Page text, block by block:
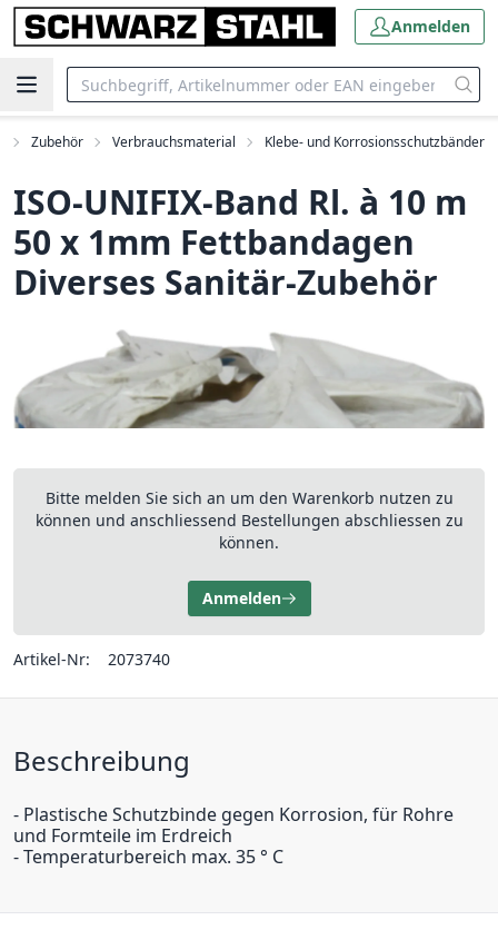
Anmelden
Zubehör Verbrauchsmaterial Klebe- und Korrosionsschutzbänder
ISO-UNIFIX-Band Rl. à 10 m
50 x 1mm Fettbandagen
Diverses Sanitär-Zubehör
Bitte melden Sie sich an um den Warenkorb nutzen zu
können und anschliessend Bestellungen abschliessen zu
können.
Anmelden
Artikel-Nr: 2073740
Beschreibung
- Plastische Schutzbinde gegen Korrosion, für Rohre
und Formteile im Erdreich
- Temperaturbereich max. 35 ° C